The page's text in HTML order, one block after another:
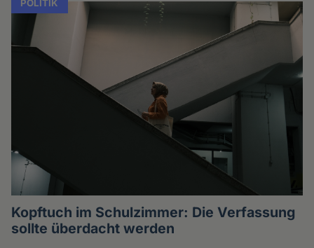
POLITIK
Kopftuch im Schulzimmer: Die Verfassung
sollte überdacht werden